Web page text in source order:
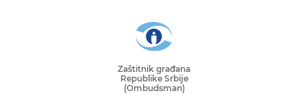
Zaštitnik građana
Republike Srbije
(Ombudsman)